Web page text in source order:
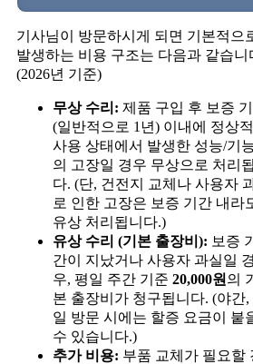
기사님이 방문하시게 되면 기본적으
발생하는 비용 구조는 다음과 같습니
(2026년 기준)
무상 수리: 제품 구입 후 보증
(일반적으로 1년) 이내에 정상
사용 상태에서 발생한 성능/기
의 고장일 경우 무상으로 처리
다. (단, 건전지 교체나 사용자
로 인한 고장은 보증 기간 내라
유상 처리됩니다.)
유상 수리 (기본 출장비): 보증 기
간이 지났거나 사용자 과실일 경
우, 평일 주간 기준 20,000원 의 기
본 출장비가 청구됩니다. (야간,
일 방문 시에는 할증 요금이 붙
수 있습니다.)
추가 비용: 부품 교체가 필요할